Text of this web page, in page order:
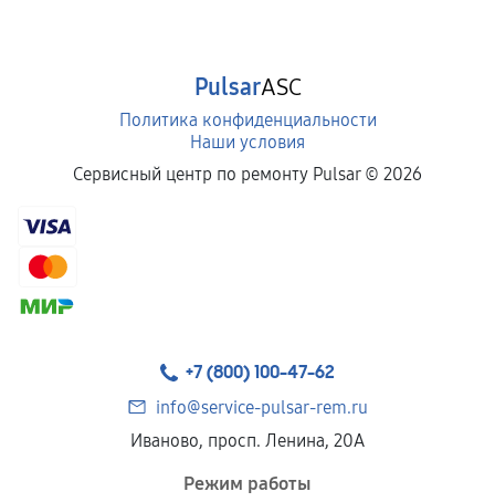
PulsarASC
Политика конфиденциальности
Наши условия
Сервисный центр по ремонту Pulsar © 2026
+7 (800) 100-47-62
info@service-pulsar-rem.ru
Иваново, просп. Ленина, 20А
Режим работы